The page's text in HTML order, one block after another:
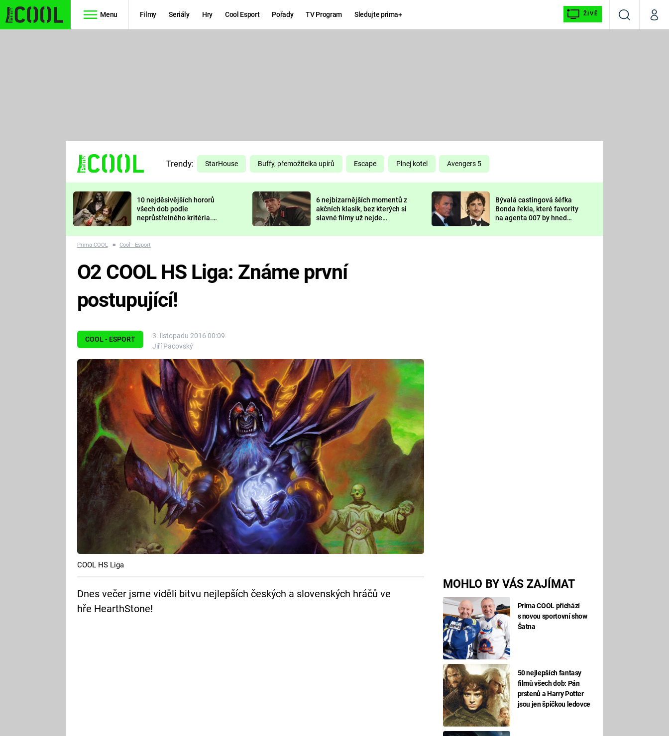
Menu Filmy Seriály Hry Cool Esport Pořady TV Program Sledujte prima+ ŽIVĚ
VyhledáváníMůj
TŘESKU
FUTURAMA
PREDÁTOR
DELIVERANCE
KOMEDIE
CHUCK
NORRIS
DEADPOOL
Prima LAJK
Sledujte nás
Trendy: StarHouse Buffy, přemožitelka upírů Escape Plnej kotel Avengers 5
10 nejděsivějších hororů
všech dob podle
neprůstřelného kritéria.
nejvíc zvednou tep?
6 nejbizarnějších momentů z
akčních klasik, bez kterých si
slavné filmy už nejde
Bývalá castingová šéfka
Bonda řekla, které favority
na agenta 007 by hned
Prima COOL ■ Cool - Esport
COOL - ESPORT
3. listopadu 2016 00:09
Jiří Pacovský
MOHLO BY VÁS ZAJÍMAT
Prima COOL přichází
s novou sportovní show
Šatna
50 nejlepších fantasy
filmů všech dob: Pán
prstenů a Harry Potter
jsou jen špičkou ledovce
O2 COOL HS Liga: Známe první
postupující!
COOL HS Liga
Dnes večer jsme viděli bitvu nejlepších českých a slovenských hráčů ve
hře HearthStone!